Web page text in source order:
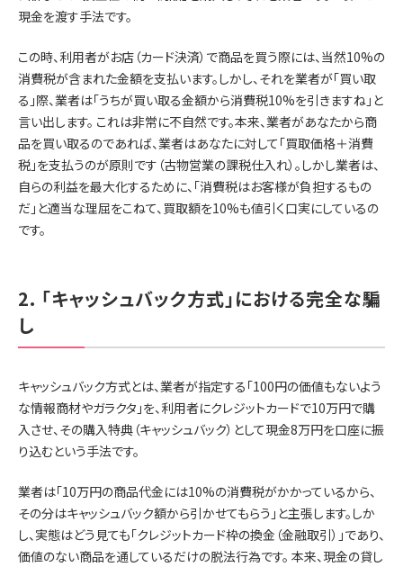
現金を渡す手法です。
この時、利用者がお店（カード決済）で商品を買う際には、当然10%の
消費税が含まれた金額を支払います。しかし、それを業者が「買い取
る」際、業者は「うちが買い取る金額から消費税10%を引きますね」と
言い出します。 これは非常に不自然です。本来、業者があなたから商
品を買い取るのであれば、業者はあなたに対して「買取価格＋消費
税」を支払うのが原則です（古物営業の課税仕入れ）。しかし業者は、
自らの利益を最大化するために、「消費税はお客様が負担するもの
だ」と適当な理屈をこねて、買取額を10%も値引く口実にしているの
です。
2. 「キャッシュバック方式」における完全な騙
し
キャッシュバック方式とは、業者が指定する「100円の価値もないよう
な情報商材やガラクタ」を、利用者にクレジットカードで10万円で購
入させ、その購入特典（キャッシュバック）として現金8万円を口座に振
り込むという手法です。
業者は「10万円の商品代金には10%の消費税がかかっているから、
その分はキャッシュバック額から引かせてもらう」と主張します。しか
し、実態はどう見ても「クレジットカード枠の換金（金融取引）」であり、
価値のない商品を通しているだけの脱法行為です。 本来、現金の貸し